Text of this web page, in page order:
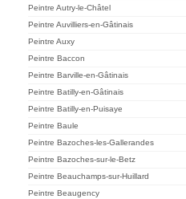
Peintre Autry-le-Châtel
Peintre Auvilliers-en-Gâtinais
Peintre Auxy
Peintre Baccon
Peintre Barville-en-Gâtinais
Peintre Batilly-en-Gâtinais
Peintre Batilly-en-Puisaye
Peintre Baule
Peintre Bazoches-les-Gallerandes
Peintre Bazoches-sur-le-Betz
Peintre Beauchamps-sur-Huillard
Peintre Beaugency